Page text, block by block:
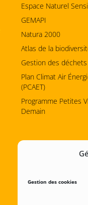
Gestion des cookies
Espace Naturel
GEMAPI
Natura 2000
Atlas de la
Gestion des déchets
Plan Climat Air
(PCAET)
Programme Petites
Demain